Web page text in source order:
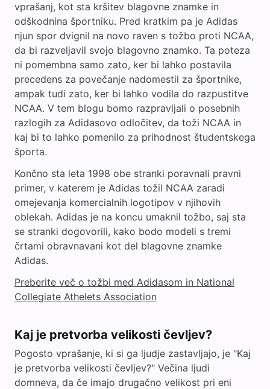
vprašanj, kot sta kršitev blagovne znamke in
odškodnina športniku. Pred kratkim pa je Adidas
njun spor dvignil na novo raven s tožbo proti NCAA,
da bi razveljavil svojo blagovno znamko. Ta poteza
ni pomembna samo zato, ker bi lahko postavila
precedens za povečanje nadomestil za športnike,
ampak tudi zato, ker bi lahko vodila do razpustitve
NCAA. V tem blogu bomo razpravljali o posebnih
razlogih za Adidasovo odločitev, da toži NCAA in
kaj bi to lahko pomenilo za prihodnost študentskega
športa.
Končno sta leta 1998 obe stranki poravnali pravni
primer, v katerem je Adidas tožil NCAA zaradi
omejevanja komercialnih logotipov v njihovih
oblekah. Adidas je na koncu umaknil tožbo, saj sta
se stranki dogovorili, kako bodo modeli s tremi
črtami obravnavani kot del blagovne znamke
Adidas.
Preberite več o tožbi med Adidasom in National
Collegiate Athelets Association
Kaj je pretvorba velikosti čevljev?
Pogosto vprašanje, ki si ga ljudje zastavljajo, je "Kaj
je pretvorba velikosti čevljev?" Večina ljudi
domneva, da če imajo drugačno velikost pri eni